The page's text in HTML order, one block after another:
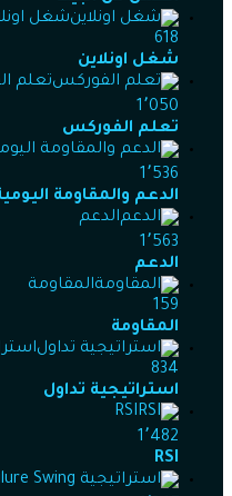
شغل
618
شغل اونلاين
تعلم
1٬050
تعلم الفوركس
1٬536
الدعم والمقاومة
الدعم
1٬563
الدعم
المقاومة
159
المقاومة
834
استراتيجية تداول
RSI
1٬482
RSI